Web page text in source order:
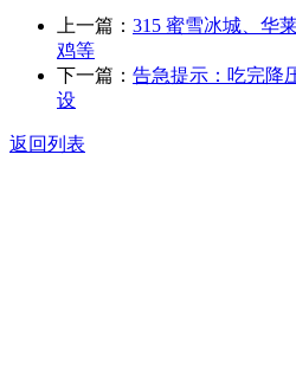
上一篇： 315 蜜雪冰城、华
鸡等
下一篇： 告急提示：吃完降
设
返回列表